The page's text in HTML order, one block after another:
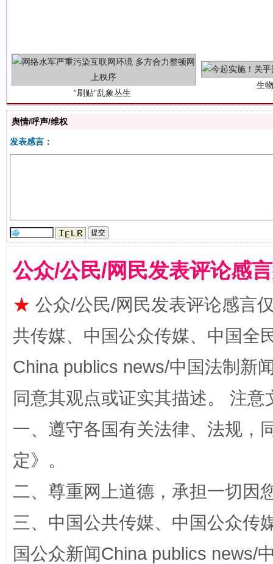
解纷+调解+退费，一次搞定
站台名比不上好声名
舆情/呼声/维权
发表感言：
公众/公民/网民发表评论感
★ 公众/公民/网民发表评论感言
共传媒、中国公众传媒、中国全
China publics news/中国法制新
同意其观点或证实其描述。 注
一、遵守各国有关法律、法规，
定》。
二、尊重网上道德，承担一切因
三、中国公共传媒、中国公众传
国公众新闻China publics news/